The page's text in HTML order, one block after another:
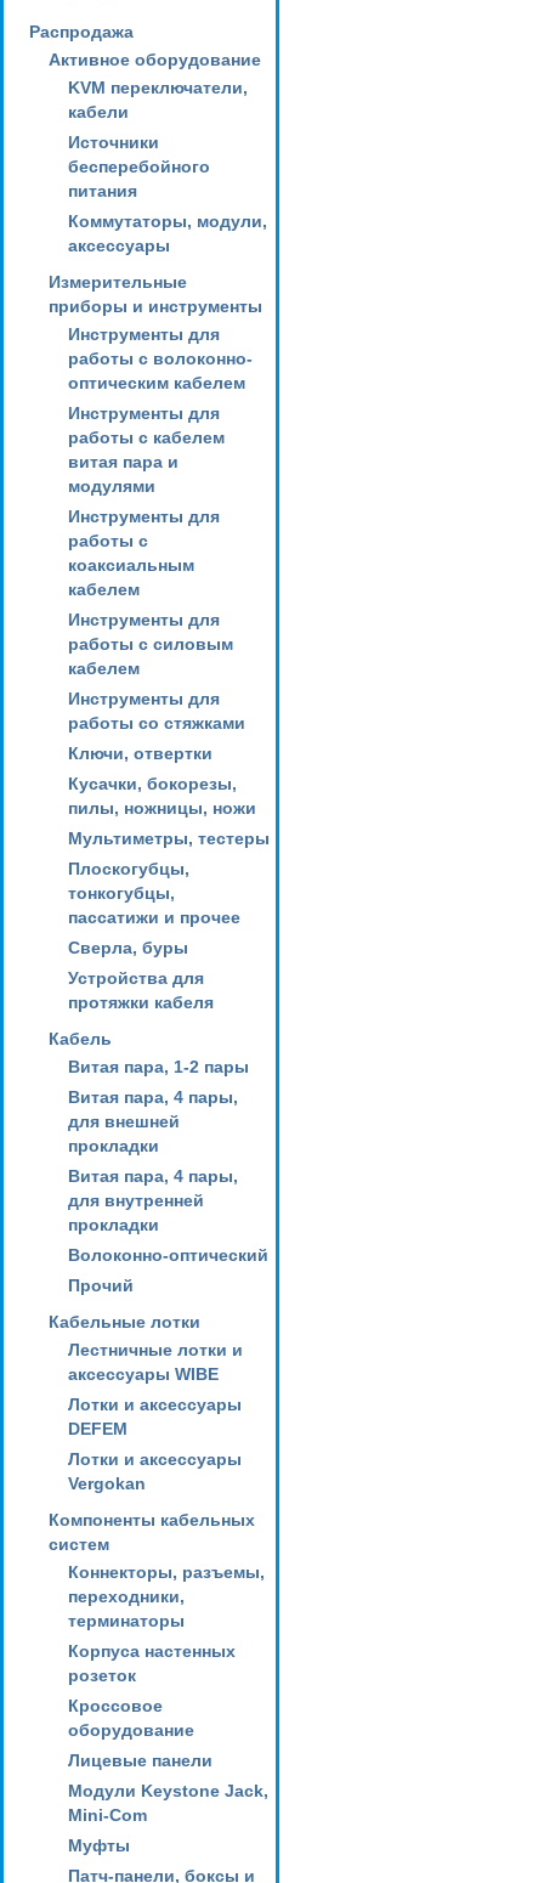
Распродажа
Активное оборудование
KVM переключатели,
кабели
Источники
бесперебойного
питания
Коммутаторы, модули,
аксессуары
Измерительные
приборы и инструменты
Инструменты для
работы с волоконно-
оптическим кабелем
Инструменты для
работы с кабелем
витая пара и
модулями
Инструменты для
работы с
коаксиальным
кабелем
Инструменты для
работы с силовым
кабелем
Инструменты для
работы со стяжками
Ключи, отвертки
Кусачки, бокорезы,
пилы, ножницы, ножи
Мультиметры, тестеры
Плоскогубцы,
тонкогубцы,
пассатижи и прочее
Сверла, буры
Устройства для
протяжки кабеля
Кабель
Витая пара, 1-2 пары
Витая пара, 4 пары,
для внешней
прокладки
Витая пара, 4 пары,
для внутренней
прокладки
Волоконно-оптический
Прочий
Кабельные лотки
Лестничные лотки и
аксессуары WIBE
Лотки и аксессуары
DEFEM
Лотки и аксессуары
Vergokan
Компоненты кабельных
систем
Коннекторы, разъемы,
переходники,
терминаторы
Корпуса настенных
розеток
Кроссовое
оборудование
Лицевые панели
Модули Keystone Jack,
Mini-Com
Муфты
Патч-панели, боксы и